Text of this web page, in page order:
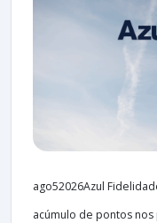
ago52026Azul
acúmulo de pontos